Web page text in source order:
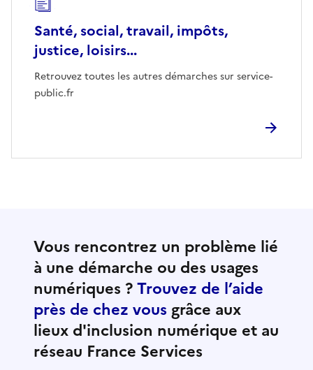
Santé, social, travail, impôts,
justice, loisirs...
Retrouvez toutes les autres démarches sur service-
public.fr
Vous rencontrez un problème lié
à une démarche ou des usages
numériques ?Trouvez de l’aide
près de chez vous grâce aux
lieux d'inclusion numérique et au
réseau France Services